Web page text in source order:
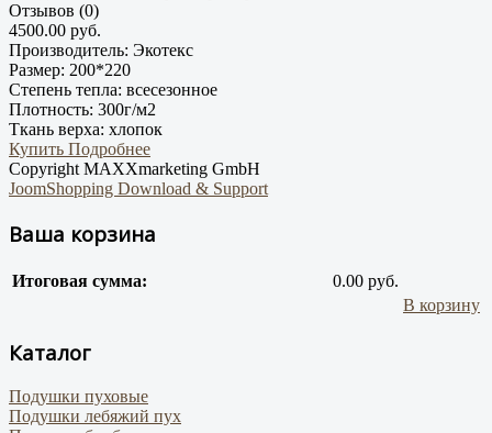
Отзывов (0)
4500.00 руб.
Производитель: Экотекс
Размер: 200*220
Степень тепла: всесезонное
Плотность: 300г/м2
Ткань верха: хлопок
Купить Подробнее
Copyright MAXXmarketing GmbH
JoomShopping Download & Support
Ваша корзина
Итоговая сумма:
0.00 руб.
В корзину
Каталог
Подушки пуховые
Подушки лебяжий пух